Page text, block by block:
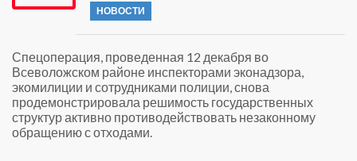
НОВОСТИ
Спецоперация, проведенная 12 декабря во
Всеволожском районе инспекторами эконадзора,
экомилиции и сотрудниками полиции, снова
продемонстрировала решимость государственных
структур активно противодействовать незаконному
обращению с отходами.